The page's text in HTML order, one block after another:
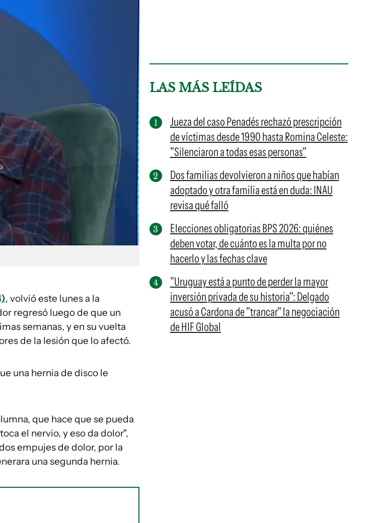
, volvió este lunes a la
regresó luego de que un
semanas, y en su vuelta
de la lesión que lo afectó.
una hernia de disco le
que hace que se pueda
el nervio, y eso da dolor",
empujes de dolor, por la
una segunda hernia.
LAS MÁS LEÍDAS
Jueza del caso Penadés rechazó prescripción
de víctimas desde 1990 hasta Romina Celeste:
"Silenciaron a todas esas personas"
Dos familias devolvieron a niños que habían
adoptado y otra familia está en duda: INAU
revisa qué falló
Elecciones obligatorias BPS 2026: quiénes
deben votar, de cuánto es la multa por no
hacerlo y las fechas clave
"Uruguay está a punto de perder la mayor
inversión privada de su historia": Delgado
acusó a Cardona de "trancar" la negociación
de HIF Global